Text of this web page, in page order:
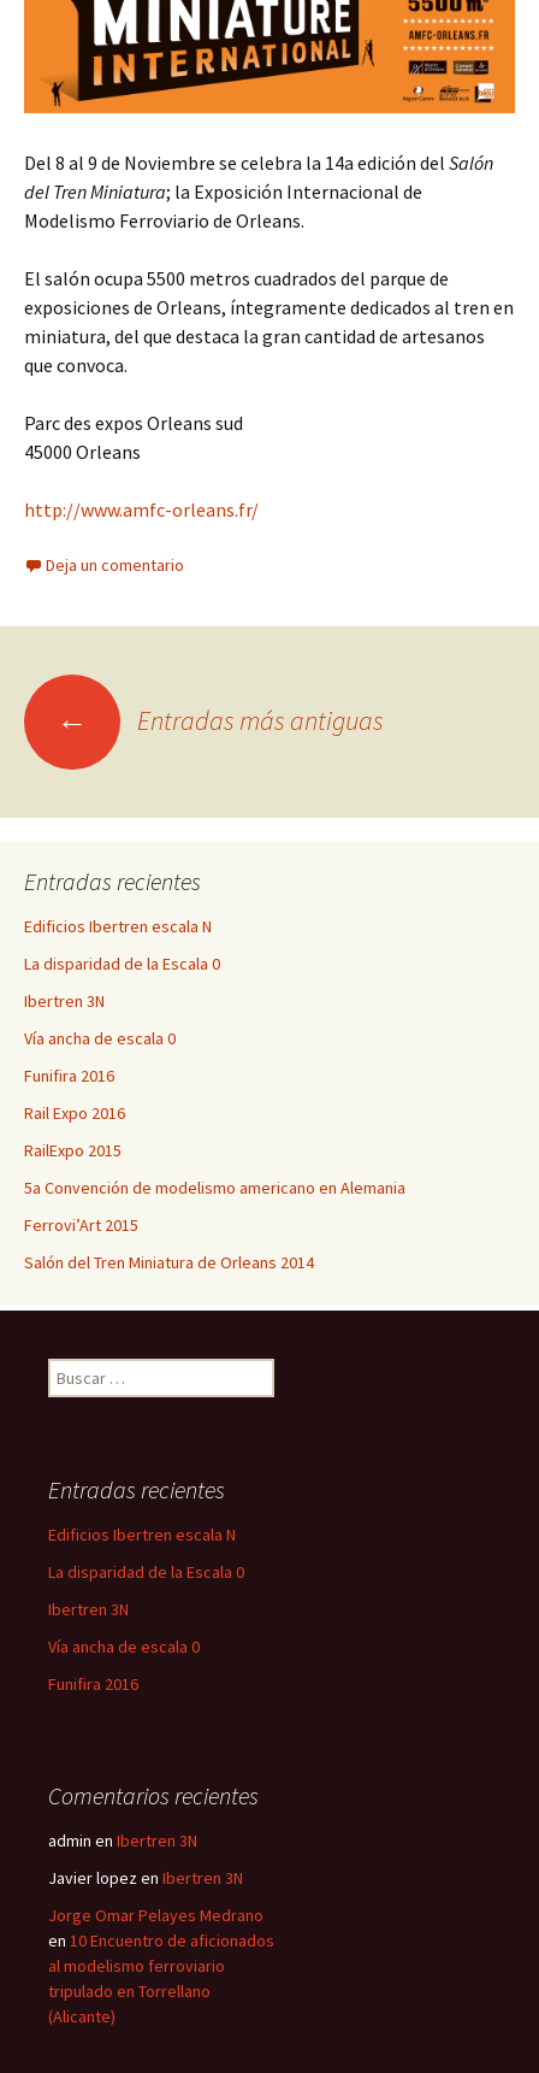
Del 8 al 9 de Noviembre se celebra la 14a edición del Salón
del Tren Miniatura; la Exposición Internacional de
Modelismo Ferroviario de Orleans.
El salón ocupa 5500 metros cuadrados del parque de
exposiciones de Orleans, íntegramente dedicados al tren en
miniatura, del que destaca la gran cantidad de artesanos
que convoca.
Parc des expos Orleans sud
45000 Orleans
http://www.amfc-orleans.fr/
Deja un comentario
Ir
las
entradas
← Entradas más antiguas
Entradas recientes
Edificios Ibertren escala N
La disparidad de la Escala 0
Ibertren 3N
Vía ancha de escala 0
Funifira 2016
Rail Expo 2016
RailExpo 2015
5a Convención de modelismo americano en Alemania
Ferrovi’Art 2015
Salón del Tren Miniatura de Orleans 2014
Buscar:
Entradas recientes
Edificios Ibertren escala N
La disparidad de la Escala 0
Ibertren 3N
Vía ancha de escala 0
Funifira 2016
Comentarios recientes
admin en Ibertren 3N
Javier lopezen Ibertren 3N
Jorge Omar Pelayes Medrano
en 10 Encuentro de aficionados
al modelismo ferroviario
tripulado en Torrellano
(Alicante)